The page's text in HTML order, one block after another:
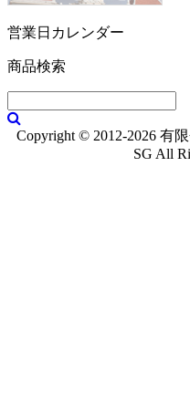
営業日カレンダー
商品検索
Copyright © 2012-2026 有
SG All